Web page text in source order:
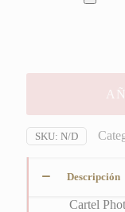
SKU: N/D
Descripción
Cartel